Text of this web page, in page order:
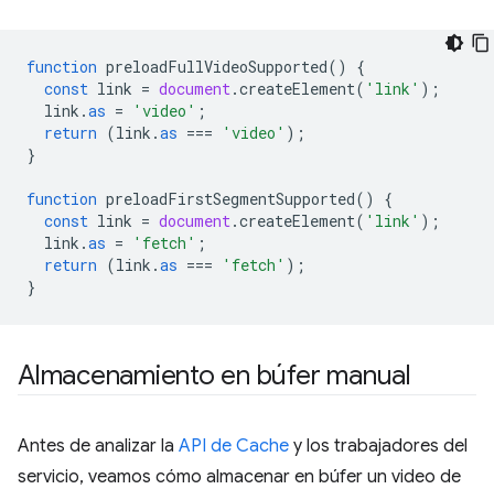
function preloadFullVideoSupported()
{
const link = document.createElement( 'link' );
link .as = 'video' ;
return (link .as === 'video' );
}
function preloadFirstSegmentSupported()
{
const link = document.createElement( 'link' );
link .as = 'fetch' ;
return (link .as === 'fetch' );
}
Almacenamiento en búfer manual
Antes de analizar la API de Cache y los trabajadores del
servicio, veamos cómo almacenar en búfer un video de